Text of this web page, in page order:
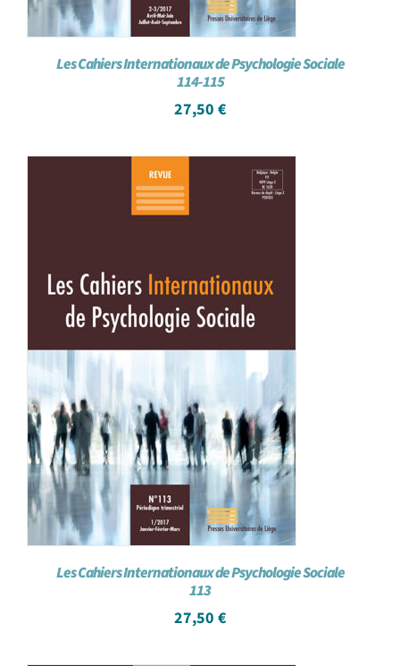
Les Cahiers Internationaux de Psychologie Sociale
114-115
27,50 €
Les Cahiers Internationaux de Psychologie Sociale
113
27,50 €